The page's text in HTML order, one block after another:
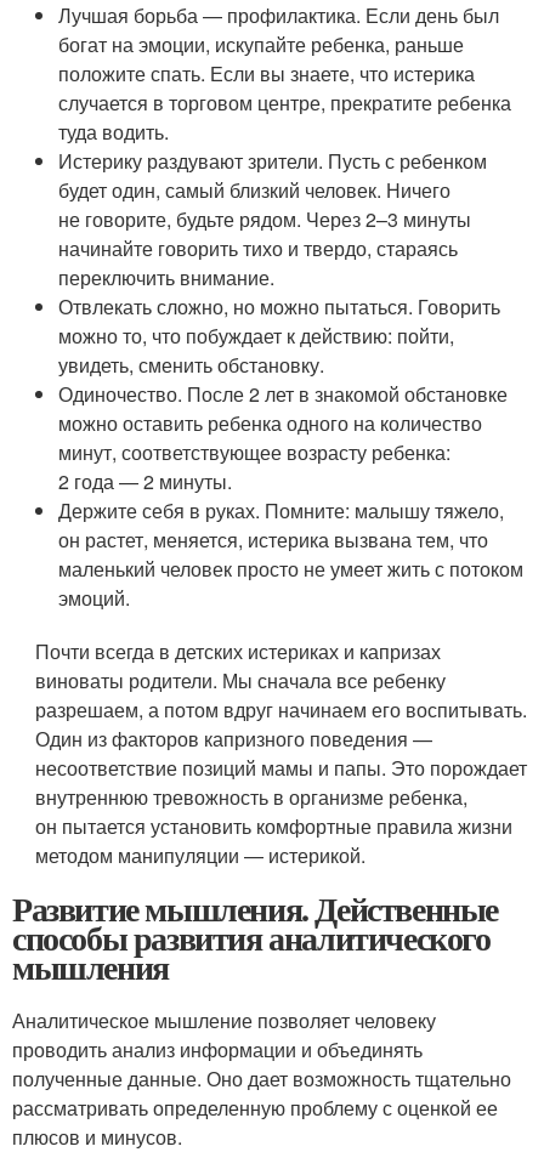
Лучшая борьба — профилактика. Если день был
богат на эмоции, искупайте ребенка, раньше
положите спать. Если вы знаете, что истерика
случается в торговом центре, прекратите ребенка
туда водить.
Истерику раздувают зрители. Пусть с ребенком
будет один, самый близкий человек. Ничего
не говорите, будьте рядом. Через 2–3 минуты
начинайте говорить тихо и твердо, стараясь
переключить внимание.
Отвлекать сложно, но можно пытаться. Говорить
можно то, что побуждает к действию: пойти,
увидеть, сменить обстановку.
Одиночество. После 2 лет в знакомой обстановке
можно оставить ребенка одного на количество
минут, соответствующее возрасту ребенка:
2 года — 2 минуты.
Держите себя в руках. Помните: малышу тяжело,
он растет, меняется, истерика вызвана тем, что
маленький человек просто не умеет жить с потоком
эмоций.
Почти всегда в детских истериках и капризах
виноваты родители. Мы сначала все ребенку
разрешаем, а потом вдруг начинаем его воспитывать.
Один из факторов капризного поведения —
несоответствие позиций мамы и папы. Это порождает
внутреннюю тревожность в организме ребенка,
он пытается установить комфортные правила жизни
методом манипуляции — истерикой.
Развитие мышления. Действенные
способы развития аналитического
мышления
Аналитическое мышление позволяет человеку
проводить анализ информации и объединять
полученные данные. Оно дает возможность тщательно
рассматривать определенную проблему с оценкой ее
плюсов и минусов.